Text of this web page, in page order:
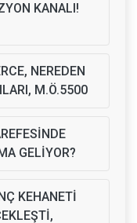
KANALI!
NEREDEN
M.Ö.5500
GELİYOR?
KEHANETİ